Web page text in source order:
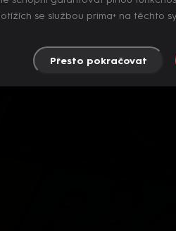
se službou prima+ na těchto
Přesto pokračovat